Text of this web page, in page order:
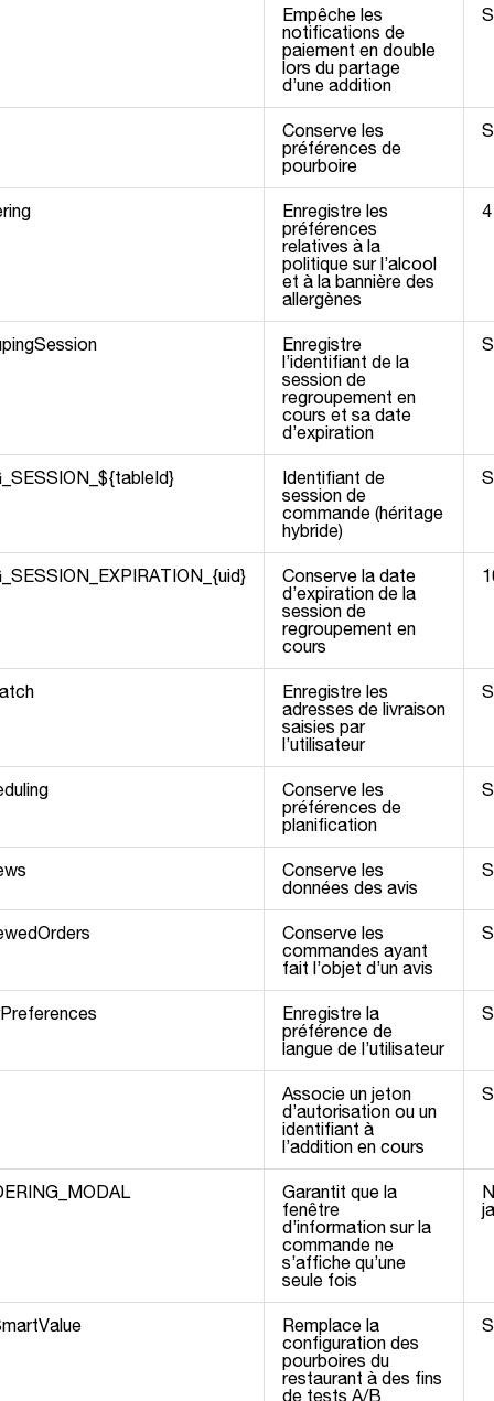
Empêche les
notifications de
paiement en double
lors du partage
d’une addition
Conserve les
préférences de
pourboire
Enregistre les
préférences
relatives à la
politique sur l’alcool
et à la bannière des
allergènes
Enregistre
l’identifiant de la
session de
regroupement en
cours et sa date
d’expiration
Identifiant de
session de
commande (héritage
hybride)
Conserve la date
d’expiration de la
session de
regroupement en
cours
Enregistre les
adresses de livraison
saisies par
l’utilisateur
Conserve les
préférences de
planification
Conserve les
données des avis
Conserve les
commandes ayant
fait l’objet d’un avis
Enregistre la
préférence de
langue de l’utilisateur
Associe un jeton
d’autorisation ou un
identifiant à
l’addition en cours
Garantit que la
fenêtre
d’information sur la
commande ne
s’affiche qu’une
seule fois
Remplace la
configuration des
pourboires du
restaurant à des fins
de tests A/B